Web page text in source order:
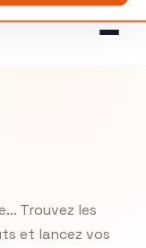
Trouvez les
et lancez vos